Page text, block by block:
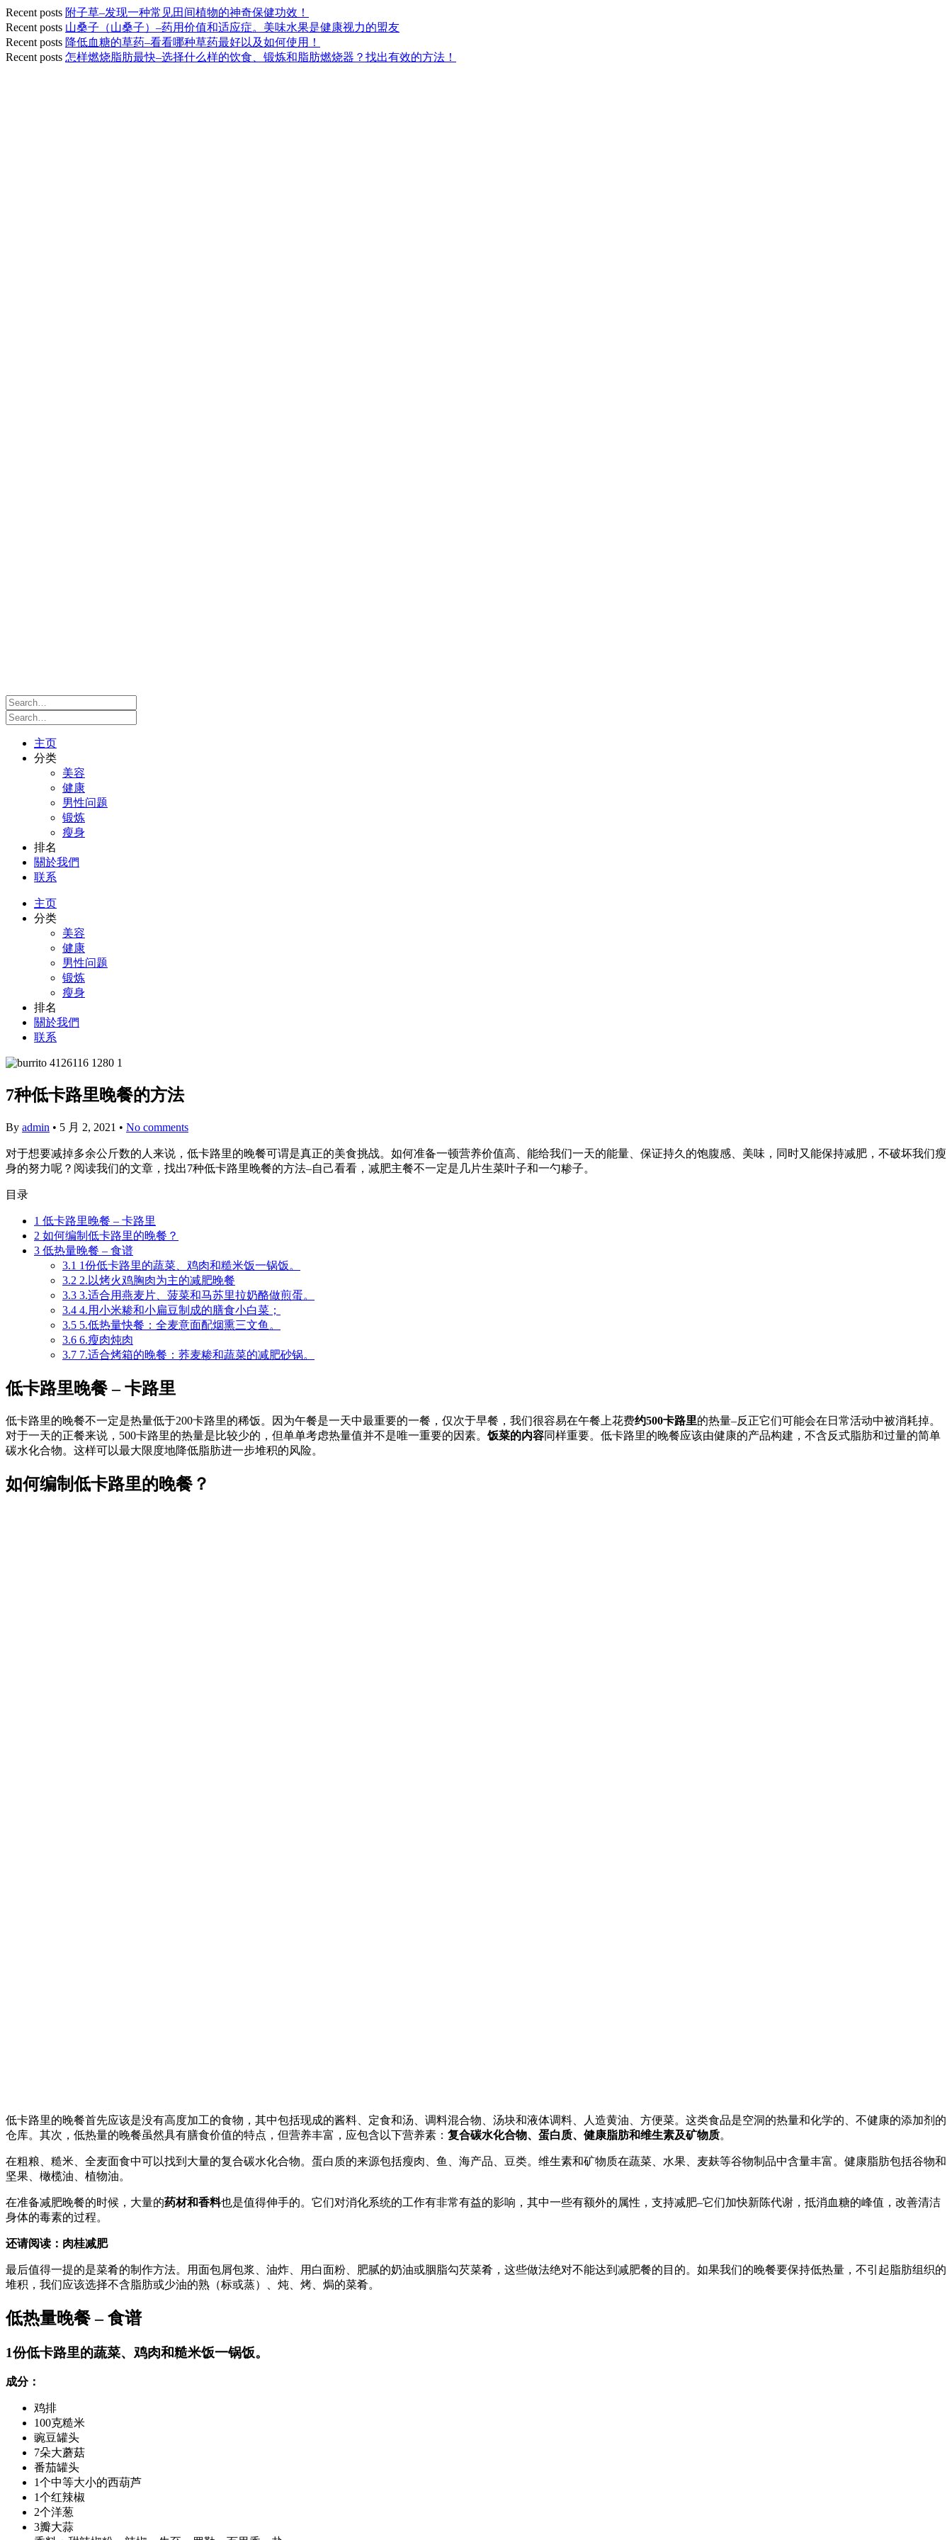
Recent posts 附子草–发现一种常见田间植物的神奇保健功效！
Recent posts 山桑子（山桑子）–药用价值和适应症。美味水果是健康视力的盟友
Recent posts 降低血糖的草药–看看哪种草药最好以及如何使用！
Recent posts 怎样燃烧脂肪最快–选择什么样的饮食、锻炼和脂肪燃烧器？找出有效的方法！
主页
分类
美容
健康
男性问题
锻炼
瘦身
排名
關於我們
联系
主页
分类
美容
健康
男性问题
锻炼
瘦身
排名
關於我們
联系
7种低卡路里晚餐的方法
By admin • 5 月 2, 2021 • No comments
对于想要减掉多余公斤数的人来说，低卡路里的晚餐可谓是真正的美食挑战。如何准备一顿营养价值高、能给我们一天的能量、保证持久的饱腹感、美味，同时又能保持减肥，不破坏我们瘦
身的努力呢？阅读我们的文章，找出7种低卡路里晚餐的方法–自己看看，减肥主餐不一定是几片生菜叶子和一勺糁子。
目录
1 低卡路里晚餐 – 卡路里
2 如何编制低卡路里的晚餐？
3 低热量晚餐 – 食谱
3.1 1份低卡路里的蔬菜、鸡肉和糙米饭一锅饭。
3.2 2.以烤火鸡胸肉为主的减肥晚餐
3.3 3.适合用燕麦片、菠菜和马苏里拉奶酪做煎蛋。
3.4 4.用小米糁和小扁豆制成的膳食小白菜；
3.5 5.低热量快餐：全麦意面配烟熏三文鱼。
3.6 6.瘦肉炖肉
3.7 7.适合烤箱的晚餐：荞麦糁和蔬菜的减肥砂锅。
低卡路里晚餐 – 卡路里
低卡路里的晚餐不一定是热量低于200卡路里的稀饭。因为午餐是一天中最重要的一餐，仅次于早餐，我们很容易在午餐上花费约500卡路里的热量–反正它们可能会在日常活动中被消耗掉。
对于一天的正餐来说，500卡路里的热量是比较少的，但单单考虑热量值并不是唯一重要的因素。饭菜的内容同样重要。低卡路里的晚餐应该由健康的产品构建，不含反式脂肪和过量的简单
碳水化合物。这样可以最大限度地降低脂肪进一步堆积的风险。
如何编制低卡路里的晚餐？
低卡路里的晚餐首先应该是没有高度加工的食物，其中包括现成的酱料、定食和汤、调料混合物、汤块和液体调料、人造黄油、方便菜。这类食品是空洞的热量和化学的、不健康的添加剂的
仓库。其次，低热量的晚餐虽然具有膳食价值的特点，但营养丰富，应包含以下营养素： 复合碳水化合物、蛋白质、健康脂肪和维生素及矿物质。
在粗粮、糙米、全麦面食中可以找到大量的复合碳水化合物。蛋白质的来源包括瘦肉、鱼、海产品、豆类。维生素和矿物质在蔬菜、水果、麦麸等谷物制品中含量丰富。健康脂肪包括谷物和
坚果、橄榄油、植物油。
在准备减肥晚餐的时候，大量的药材和香料也是值得伸手的。它们对消化系统的工作有非常有益的影响，其中一些有额外的属性，支持减肥–它们加快新陈代谢，抵消血糖的峰值，改善清洁
身体的毒素的过程。
还请阅读：肉桂减肥
最后值得一提的是菜肴的制作方法。用面包屑包浆、油炸、用白面粉、肥腻的奶油或胭脂勾芡菜肴，这些做法绝对不能达到减肥餐的目的。如果我们的晚餐要保持低热量，不引起脂肪组织的
堆积，我们应该选择不含脂肪或少油的熟（标或蒸）、炖、烤、焗的菜肴。
低热量晚餐 – 食谱
1份低卡路里的蔬菜、鸡肉和糙米饭一锅饭。
成分：
鸡排
100克糙米
豌豆罐头
7朵大蘑菇
番茄罐头
1个中等大小的西葫芦
1个红辣椒
2个洋葱
3瓣大蒜